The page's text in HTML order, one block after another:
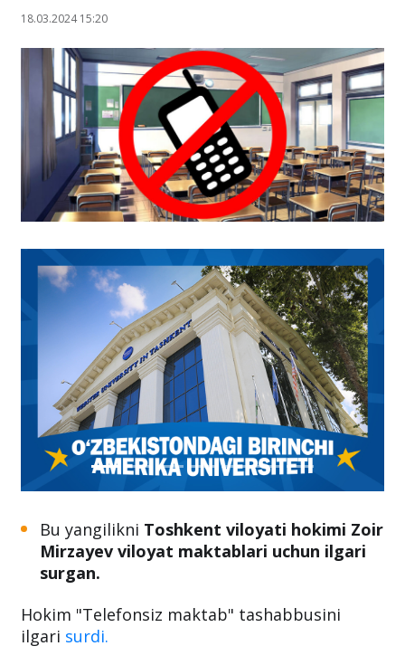
18.03.2024 15:20
Bu yangilikni Toshkent viloyati hokimi Zoir
Mirzayev viloyat maktablari uchun ilgari
surgan.
Hokim "Telefonsiz maktab" tashabbusini
ilgari surdi.